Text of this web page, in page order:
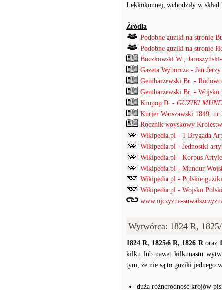
Lekkokonnej, wchodziły w
Źródła
Podobne guziki na stronie
Podobne guziki na stronie
Boczkowski W.,
Gazeta Wyborcza - Jan
Gembarzewski Br. -
Gembarzewski Br. - Wojsko
Krupop D. - GUZIKI
Kurjer Warszawski 1849, nr
Rocznik woyskowy
Wikipedia.pl - 1 Brygada
Wikipedia.pl - Jednostki
Wikipedia.pl - Korpus
Wikipedia.pl - Mundur
Wikipedia.pl - Polskie
Wikipedia.pl - Wojsko
www.ojczyzna-
Wytwórca: 1824 R,
1824 R, 1825/6 R, 1826 Roraz
kilku lub nawet kilkunastu
tym, że nie są to guziki jednego
duża różnorodność krojów